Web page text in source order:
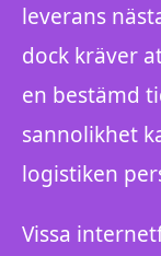
leverans
dock kräver
en bestämd
sannolikhet
logistiken
Vissa